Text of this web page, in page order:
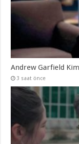
Andrew Garfield
3 saat önce